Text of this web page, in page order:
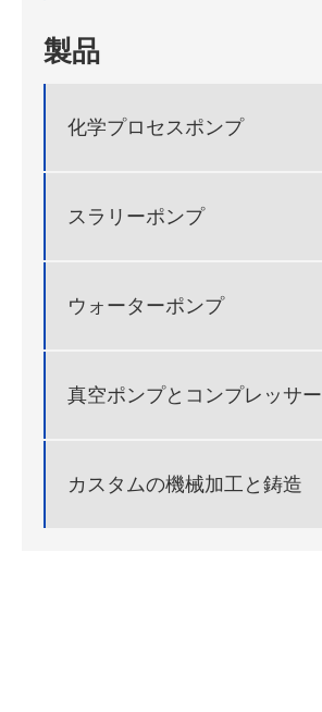
製品
化学プロセスポンプ
スラリーポンプ
ウォーターポンプ
真空ポンプとコンプレッサー
カスタムの機械加工と鋳造